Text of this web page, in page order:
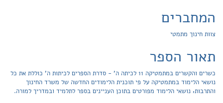
המחברים
צוות חינוך מתמטי
תאור הספר
כשרים והקשרים במתמטיקה 11 לכיתה ה' - סדרת הספרים לכיתות ה’ כוללת את כל
נושאי הלימוד במתמטיקה על פי תוכנית הלימודים החדשה של משרד החינוך
והתרבות‚ נושאי הלימוד מפורטים בתוכן העניינים בספר לתלמיד ובמדריך למורה.